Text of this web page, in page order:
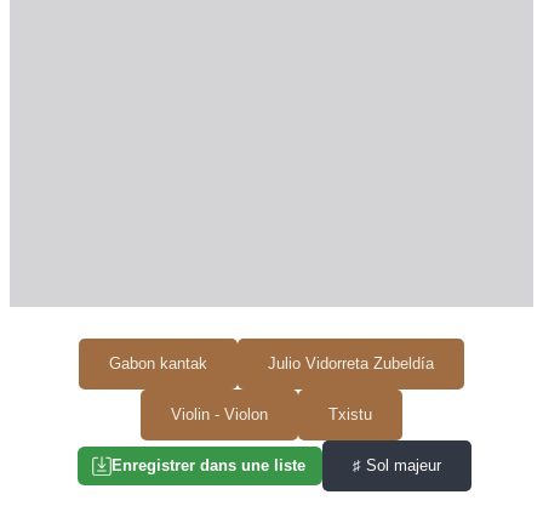
Gabon kantak Julio Vidorreta Zubeldía
Violin - Violon Txistu
Enregistrer dans une liste ♯ Sol majeur